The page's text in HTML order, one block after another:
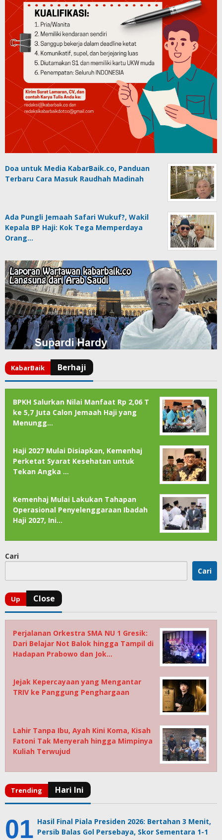
Doa untuk Media KabarBaik.co, Panduan
Terbaru Cara Masuk Raudhah Madinah
Ada Pungli Jemaah Safari Wukuf?, Wakil
Kepala BP Haji: Kok Tega Memperdaya
Orang…
BPKH Salurkan Nilai Manfaat Rp 2,06 T
ke 5,7 Juta Calon Jemaah Haji yang
Menungg…
Haji 2027 Mulai Disiapkan, Kemenhaj
Perketat Syarat Kesehatan untuk
Tekan Angka …
Kemenhaj Mulai Lakukan Tahapan
Operasional Penyelenggaraan Ibadah
Haji 2027, Ini…
Cari
Cari
Perjalanan Orkestra SMA NU 1 Gresik:
Dari Belajar Not Balok hingga Tampil di
Hadapan Prabowo dan Jok…
Jejak Kepercayaan yang Mengantar
TRIV ke Panggung Penghargaan
Lahir Tanpa Ibu, Ayah Kini Koma, Kisah
Fatoni Tak Menyerah hingga Mimpinya
Kuliah Terwujud
Hasil Final Piala Presiden 2026: Bertahan 3 Menit,
Persib Balas Gol Persebaya, Skor Sementara 1-1